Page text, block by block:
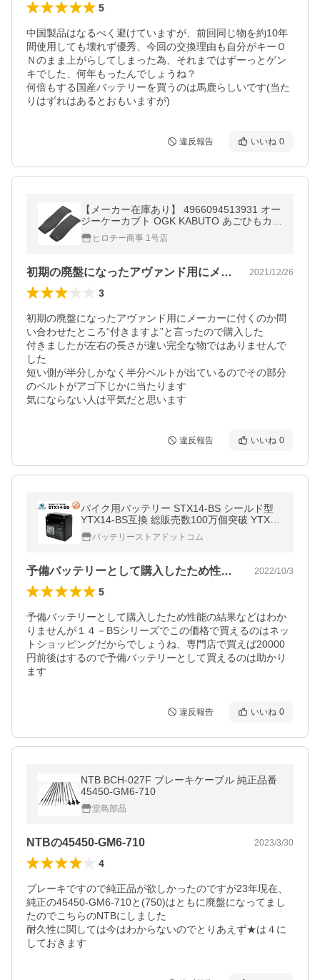
5
中国製品はなるべく避けていますが、前回同じ物を約10年
間使用しても壊れず優秀、今回の交換理由も自分がキーＯ
Ｎのまま上がらしてしまった為、それまではずーっとゲン
キでした、何年もったんでしょうね？
何倍もする国産バッテリーを買うのは馬鹿らしいです(当た
りはずれはあるとおもいますが)
違反報告 いいね 0
【メーカー在庫あり】 4966094513931 オー
ジーケーカブト OGK KABUTO あごひもカバ
ーセット AVAND-2 Mサイズ-XXLサイズ JP
店 ヒロチー商事 1号店
初期の廃盤になったアヴァンド用にメーカ… 2021/12/26
3
初期の廃盤になったアヴァンド用にメーカーに付くのか問
い合わせたところ“付きますよ”と言ったので購入した
付きましたが左右の長さが違い完全な物ではありませんで
した
短い側が半分しかなく半分ベルトが出ているのでその部分
のベルトがアゴ下じかに当たります
気にならない人は平気だと思います
違反報告 いいね 0
バイク用バッテリー STX14-BS シールド型
YTX14-BS互換 総販売数100万個突破 YTX14
H-BS GTX14-BS FTX14-BS FTZ14-BSに互
換 100％交換保証 スーパーナット
バッテリーストアドットコム
予備バッテリーとして購入したため性能の… 2022/10/3
5
予備バッテリーとして購入したため性能の結果などはわか
りませんが１４－BSシリーズでこの価格で買えるのはネッ
トショッピングだからでしょうね、専門店で買えば20000
円前後はするので予備バッテリーとして買えるのは助かり
ます
違反報告 いいね 0
NTB BCH-027F ブレーキケーブル 純正品番
45450-GM6-710
堂島部品
NTBの45450-GM6-710 2023/3/30
4
ブレーキですので純正品が欲しかったのですが23年現在、
純正の45450-GM6-710と(750)はともに廃盤になってまし
たのでこちらのNTBにしました
耐久性に関しては今はわからないのでとりあえず★は４に